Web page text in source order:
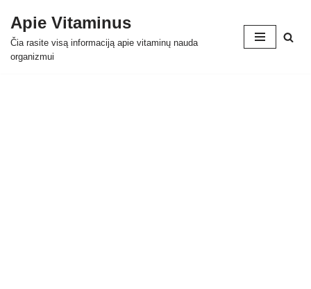
Skip
to
Apie Vitaminus
Čia rasite visą informaciją apie vitaminų nauda
organizmui